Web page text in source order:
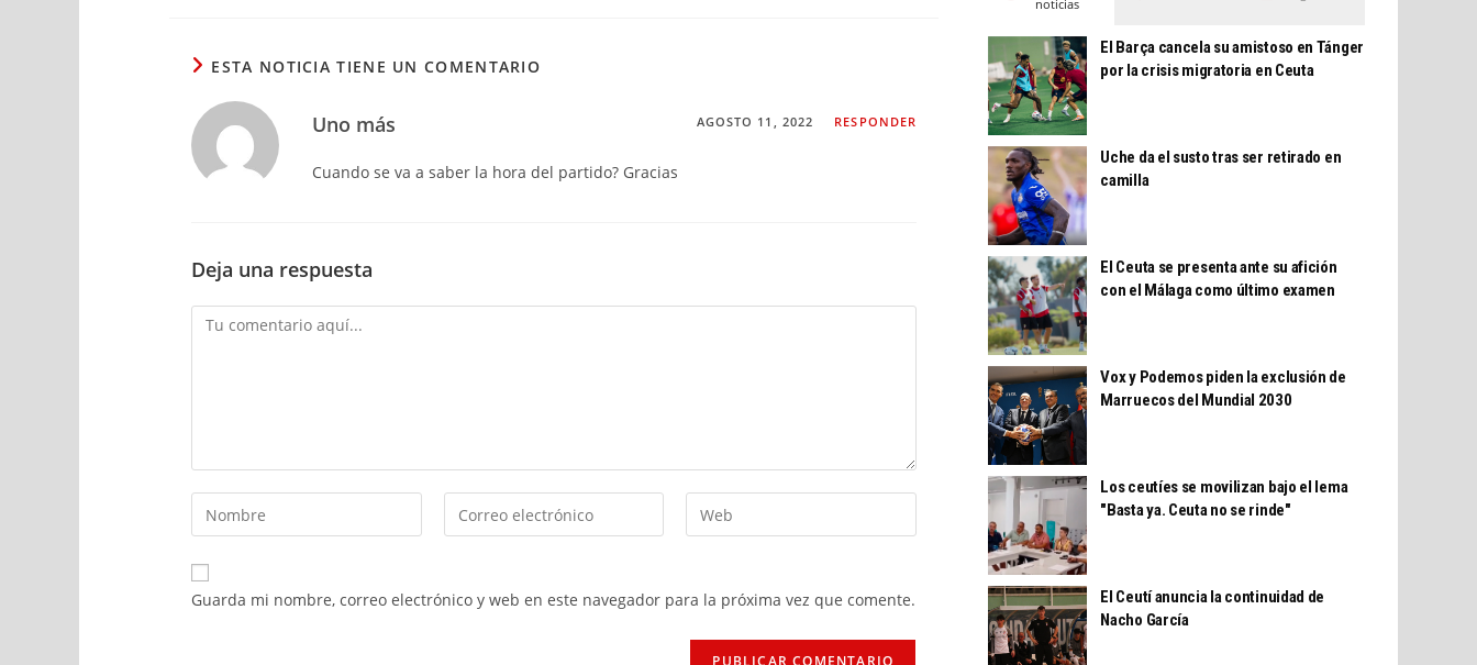
ESTA NOTICIA TIENE UN COMENTARIO
Uno más AGOSTO 11, 2022 RESPONDER
Cuando se va a saber la hora del partido? Gracias
Deja una respuesta
Guarda mi nombre, correo electrónico y web en este navegador para la próxima vez que comente.
noticias
El Barça cancela su amistoso en Tánger
por la crisis migratoria en Ceuta
Uche da el susto tras ser retirado en
camilla
El Ceuta se presenta ante su afición
con el Málaga como último examen
Vox y Podemos piden la exclusión de
Marruecos del Mundial 2030
Los ceutíes se movilizan bajo el lema
"Basta ya. Ceuta no se rinde"
El Ceutí anuncia la continuidad de
Nacho García